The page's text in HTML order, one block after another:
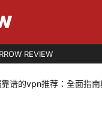
REVIEW
谱的vpn推荐：全面指